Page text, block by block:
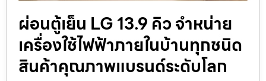
ผ่อนตู้เย็น LG 13.9 คิว จำหน่าย
เครื่องใช้ไฟฟ้าภายในบ้านทุกชนิด
สินค้าคุณภาพแบรนด์ระดับโลก